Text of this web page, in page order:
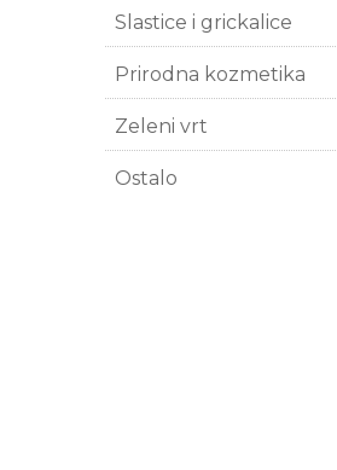
Slastice i grickalice
Prirodna kozmetika
Zeleni vrt
Ostalo